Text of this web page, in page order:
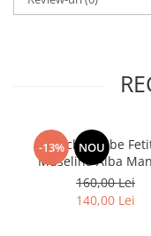
-13% NOU
Rochie Bebe
Muselina Alba
Scurta
160,00 Lei
140,00 Lei